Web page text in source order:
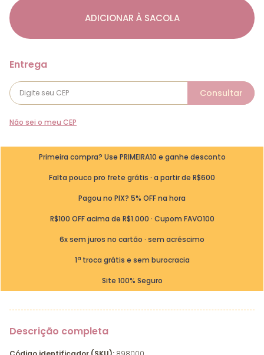
ADICIONAR À SACOLA
Não sei o meu CEP
Primeira compra? Use PRIMEIRA10 e ganhe desconto
Falta pouco pro frete grátis · a partir de R$600
Pagou no PIX? 5% OFF na hora
R$100 OFF acima de R$1.000 · Cupom FAVO100
6x sem juros no cartão · sem acréscimo
1ª troca grátis e sem burocracia
Site 100% Seguro
Descrição completa